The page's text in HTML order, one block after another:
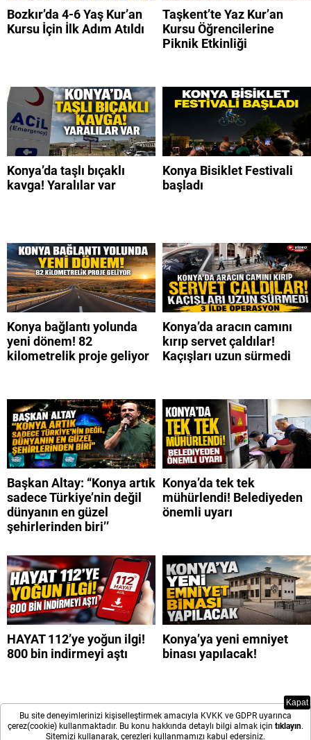
Bozkır’da 4-6 Yaş Kur’an
Kursu İçin İlk Adım Atıldı
Taşkent’te Yaz Kur’an
Kursu Öğrencilerine
Piknik Etkinliği
Konya’da taşlı bıçaklı
kavga! Yaralılar var
Konya Bisiklet Festivali
başladı
Konya bağlantı yolunda
yeni dönem! 82
kilometrelik proje geliyor
Konya’da aracın camını
kırıp servet çaldılar!
Kaçışları uzun sürmedi
Başkan Altay: “Konya artık
sadece Türkiye’nin değil
dünyanın en güzel
şehirlerinden biri’’
Konya’da tek tek
mühürlendi! Belediyeden
önemli uyarı
HAYAT 112’ye yoğun ilgi!
800 bin indirmeyi aştı
Konya’ya yeni emniyet
binası yapılacak!
Bu site deneyimlerinizi kişiselleştirmek amacıyla KVKK ve GDPR uyarınca
çerez(cookie) kullanmaktadır. Bu konu hakkında detaylı bilgi almak için tıklayın.
Sitemizi kullanarak, çerezleri kullanmamızı kabul edersiniz.
Kapat